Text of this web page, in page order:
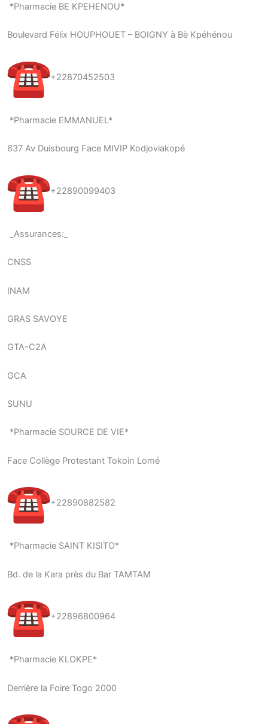
*Pharmacie BE KPEHENOU*
Boulevard Félix HOUPHOUET – BOIGNY à Bè Kpéhénou
+22870452503
*Pharmacie EMMANUEL*
637 Av Duisbourg Face MIVIP Kodjoviakopé
+22890099403
_Assurances:_
CNSS
INAM
GRAS SAVOYE
GTA-C2A
GCA
SUNU
*Pharmacie SOURCE DE VIE*
Face Collège Protestant Tokoin Lomé
+22890882582
*Pharmacie SAINT KISITO*
Bd. de la Kara près du Bar TAMTAM
+22896800964
*Pharmacie KLOKPE*
Derrière la Foire Togo 2000